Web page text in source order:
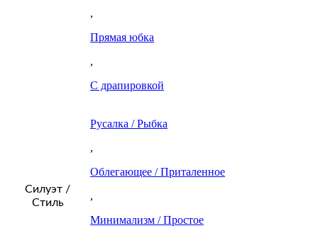
,
Прямая юбка
,
С драпировкой
Силуэт /
Стиль
Русалка / Рыбка
,
Облегающее / Приталенное
,
Минимализм / Простое